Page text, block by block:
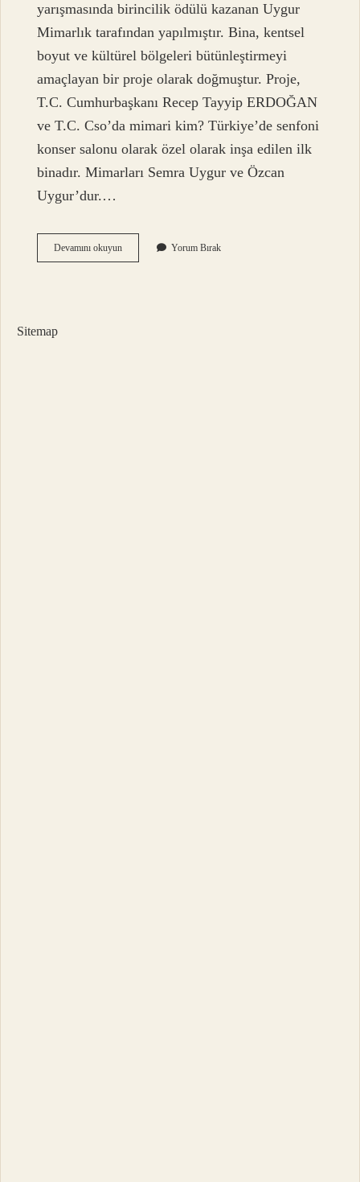
yarışmasında birincilik ödülü kazanan Uygur
Mimarlık tarafından yapılmıştır. Bina, kentsel
boyut ve kültürel bölgeleri bütünleştirmeyi
amaçlayan bir proje olarak doğmuştur. Proje,
T.C. Cumhurbaşkanı Recep Tayyip ERDOĞAN
ve T.C. Cso’da mimari kim? Türkiye’de senfoni
konser salonu olarak özel olarak inşa edilen ilk
binadır. Mimarları Semra Uygur ve Özcan
Uygur’dur.…
Devamını okuyunCso
Kimin
Yorum Bırak
Sitemap